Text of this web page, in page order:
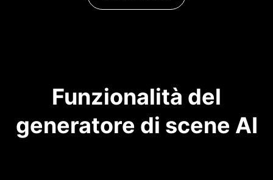
Funzionalità del
generatore di scene AI